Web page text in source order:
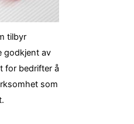
tilbyr
godkjent av
for bedrifter å
som